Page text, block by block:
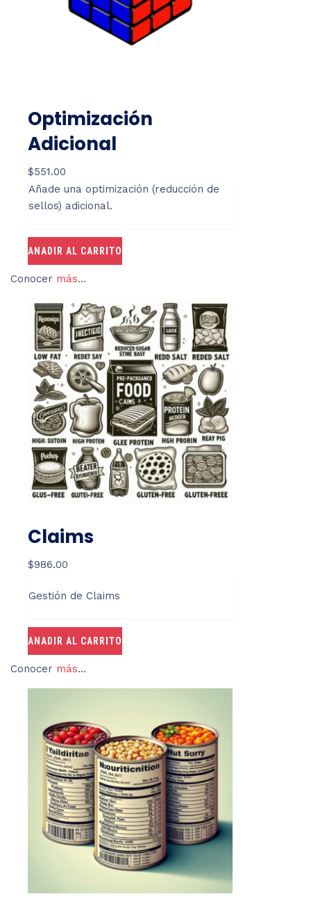
Optimización
Adicional
$551.00
Añade una optimización (reducción de
sellos) adicional.
ANADIR AL CARRITO
Conocer más…
Claims
$986.00
Gestión de Claims
ANADIR AL CARRITO
Conocer más…